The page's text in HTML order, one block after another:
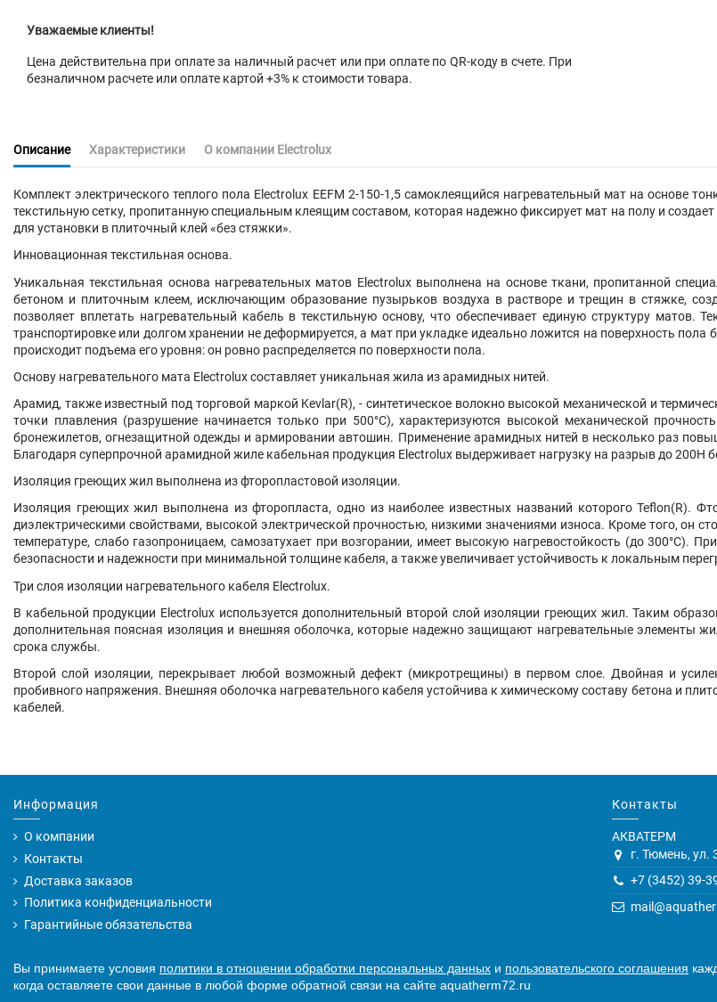
Уважаемые клиенты!
Цена действительна при оплате за наличный расчет или при оплате по QR-коду в счете. При
безналичном расчете или оплате картой +3% к стоимости товара.
Описание Характеристики О компании Electrolux
Комплект электрического теплого пола Electrolux EEFM 2-150-1,5 самоклеящийся нагревательный мат на основе
текстильную сетку, пропитанную специальным клеящим составом, которая надежно фиксирует мат на полу и
для установки в плиточный клей «без стяжки».
Инновационная текстильная основа.
Уникальная текстильная основа нагревательных матов Electrolux выполнена на основе ткани, пропитанной
бетоном и плиточным клеем, исключающим образование пузырьков воздуха в растворе и трещин в стяжке,
позволяет вплетать нагревательный кабель в текстильную основу, что обеспечивает единую структуру матов.
транспортировке или долгом хранении не деформируется, а мат при укладке идеально ложится на поверхность
происходит подъема его уровня: он ровно распределяется по поверхности пола.
Основу нагревательного мата Electrolux составляет уникальная жила из арамидных нитей.
Арамид, также известный под торговой маркой Kevlar(R), - синтетическое волокно высокой механической и
точки плавления (разрушение начинается только при 500°С), характеризуются высокой механической
бронежилетов, огнезащитной одежды и армировании автошин. Применение арамидных нитей в несколько раз
Благодаря суперпрочной арамидной жиле кабельная продукция Electrolux выдерживает нагрузку на разрыв до 200Н
Изоляция греющих жил выполнена из фторопластовой изоляции.
Изоляция греющих жил выполнена из фторопласта, одно из наиболее известных названий которого Teflon(R).
диэлектрическими свойствами, высокой электрической прочностью, низкими значениями износа. Кроме того, он
температуре, слабо газопроницаем, самозатухает при возгорании, имеет высокую нагревостойкость (до 300°С).
безопасности и надежности при минимальной толщине кабеля, а также увеличивает устойчивость к локальным
Три слоя изоляции нагревательного кабеля Electrolux.
В кабельной продукции Electrolux используется дополнительный второй слой изоляции греющих жил. Таким
дополнительная поясная изоляция и внешняя оболочка, которые надежно защищают нагревательные элементы
срока службы.
Второй слой изоляции, перекрывает любой возможный дефект (микротрещины) в первом слое. Двойная и
пробивного напряжения. Внешняя оболочка нагревательного кабеля устойчива к химическому составу бетона и
кабелей.
Информация
О компании
Контакты
Доставка заказов
Политика конфиденциальности
Гарантийные обязательства
Контакты
АКВАТЕРМ
г. Тюмень, ул.
+7 (3452) 39-
Вы принимаете условия политики в отношении обработки персональных данных и пользовательского соглашения
когда оставляете свои данные в любой форме обратной связи на сайте aquatherm72.ru